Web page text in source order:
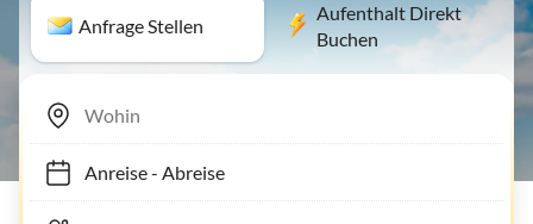
Anfrage Stellen
Aufenthalt Direkt
Buchen
Anreise- Abreise